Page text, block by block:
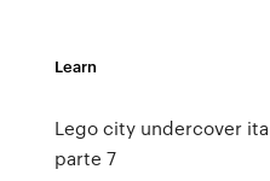
Learn
Lego city undercover ita
parte 7